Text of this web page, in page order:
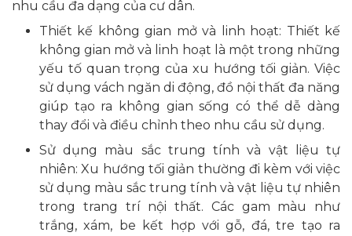
nhu cầu đa dạng của cư dân.
Thiết kế không gian mở và linh hoạt: Thiết kế
không gian mở và linh hoạt là một trong những
yếu tố quan trọng của xu hướng tối giản. Việc
sử dụng vách ngăn di động, đồ nội thất đa năng
giúp tạo ra không gian sống có thể dễ dàng
thay đổi và điều chỉnh theo nhu cầu sử dụng.
Sử dụng màu sắc trung tính và vật liệu tự
nhiên: Xu hướng tối giản thường đi kèm với việc
sử dụng màu sắc trung tính và vật liệu tự nhiên
trong trang trí nội thất. Các gam màu như
trắng, xám, be kết hợp với gỗ, đá, tre tạo ra